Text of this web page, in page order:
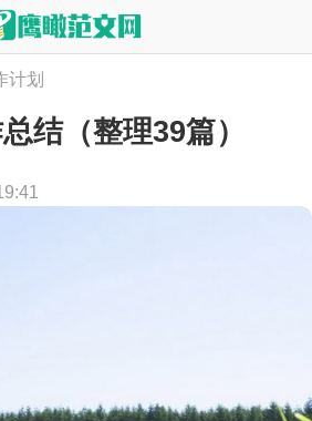
计划
结（整理39篇）